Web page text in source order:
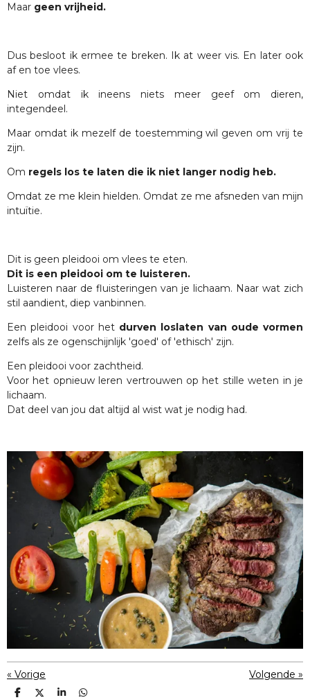
Maar geen vrijheid.
Dus besloot ik ermee te breken. Ik at weer vis. En later ook
af en toe vlees.
Niet omdat ik ineens niets meer geef om dieren,
integendeel.
Maar omdat ik mezelf de toestemming wil geven om vrij te
zijn.
Om regels los te laten die ik niet langer nodig heb.
Omdat ze me klein hielden. Omdat ze me afsneden van mijn
intuïtie.
Dit is geen pleidooi om vlees te eten.
Dit is een pleidooi om te luisteren.
Luisteren naar de fluisteringen van je lichaam. Naar wat zich
stil aandient, diep vanbinnen.
Een pleidooi voor het durven loslaten van oude vormen
zelfs als ze ogenschijnlijk 'goed' of 'ethisch' zijn.
Een pleidooi voor zachtheid.
Voor het opnieuw leren vertrouwen op het stille weten in je
lichaam.
Dat deel van jou dat altijd al wist wat je nodig had.
« Vorige Volgende »
D D S D